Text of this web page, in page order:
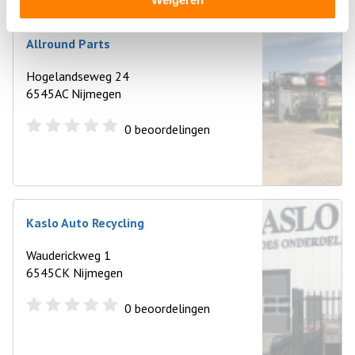
Allround Parts
Hogelandseweg 24
6545AC Nijmegen
0 beoordelingen
Kaslo Auto Recycling
Wauderickweg 1
6545CK Nijmegen
0 beoordelingen